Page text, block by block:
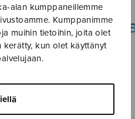
alan kumppaneillemme
Kumppanimme
muihin tietoihin, joita olet
kun olet käyttänyt